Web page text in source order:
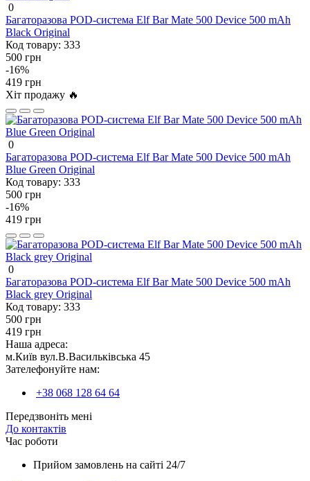
0
Багаторазова POD-система Elf Bar Mate 500 Device 500 mAh
Black Original
Код товару: 333
500 грн
-16%
419 грн
Хіт продажу 🔥
0
Багаторазова POD-система Elf Bar Mate 500 Device 500 mAh
Blue Green Original
Код товару: 333
500 грн
-16%
419 грн
0
Багаторазова POD-система Elf Bar Mate 500 Device 500 mAh
Black grey Original
Код товару: 333
500 грн
419 грн
Наша адреса:
м.Київ вул.В.Васильківська 45
Зателефонуйте нам:
+38 068 128 64 64
Передзвоніть мені
До контактів
Час роботи
Прийом замовлень на сайті 24/7